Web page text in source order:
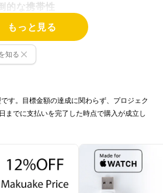
な携帯性
もっと見る
知る
す。目標金額の達成に関わらず、プロジェク
までに支払いを完了した時点で購入が成立し